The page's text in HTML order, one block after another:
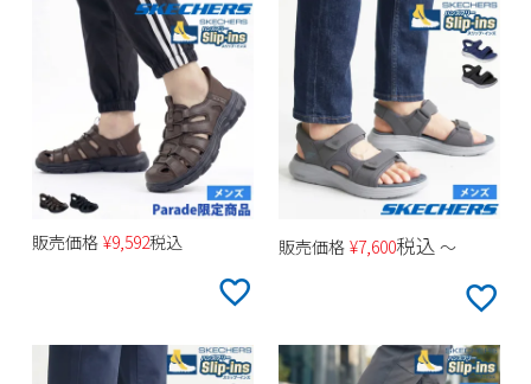
販売価格 ¥9,592税込 販売価格 ¥7,600税込 〜